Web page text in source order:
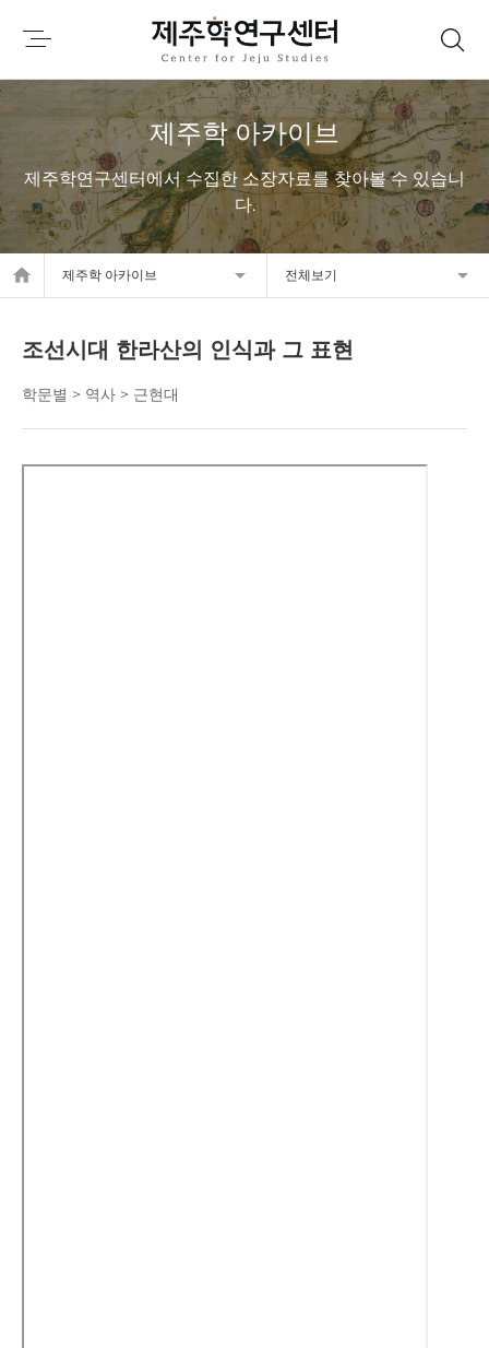
제주학 아카이브
제주학연구센터에서 수집한 소장자료를 찾아볼 수 있습니
다.
home 제주학 아카이브 전체보기
조선시대 한라산의 인식과 그 표현
학문별 > 역사 > 근현대